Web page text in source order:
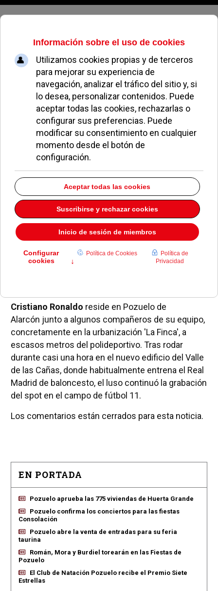
Sábado, 08 de agosto de 2026
Cristiano Ronaldo rueda un
anuncio en Pozuelo
LAURA FORCÉN ALONSO NOTICIAS DE POZUELO 28 ENERO 2010
El astro portugués ha acudido al complejo
Cristiano Ronaldo reside en Pozuelo de
Alarcón junto a algunos compañeros de su equipo,
concretamente en la urbanización 'La Finca', a
escasos metros del polideportivo. Tras rodar
durante casi una hora en el nuevo edificio del Valle
de las Cañas, donde habitualmente entrena el Real
Madrid de baloncesto, el luso continuó la grabación
del spot en el campo de fútbol 11.
Los comentarios están cerrados para esta noticia.
EN PORTADA
Pozuelo aprueba las 775 viviendas de Huerta Grande
Pozuelo confirma los conciertos para las fiestas
Consolación
Pozuelo abre la venta de entradas para su feria
taurina
Román, Mora y Burdiel torearán en las Fiestas de
Pozuelo
El Club de Natación Pozuelo recibe el Premio Siete
Estrellas